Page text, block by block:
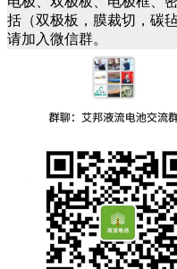
括（双极板，膜裁切，碳
请加入微信群。